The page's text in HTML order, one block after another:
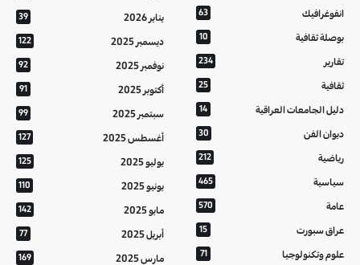
انفوغرافيك 63
بوصلة ثقافية 10
تقارير 234
ثقافية 25
دليل الجامعات العراقية 14
ديوان الفن 30
رياضية 212
سياسية 465
عامة 570
عراق سبورت 15
علوم وتكنولوجيا 71
يناير 2026 39
ديسمبر 2025 122
نوفمبر 2025 92
أكتوبر 2025 91
سبتمبر 2025 99
أغسطس 2025 127
يوليو 2025 125
يونيو 2025 110
مايو 2025 142
أبريل 2025 77
مارس 2025 169